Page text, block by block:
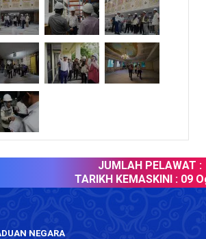
JUMLAH PELAWAT :
TARIKH KEMASKINI : 09
NEGARA